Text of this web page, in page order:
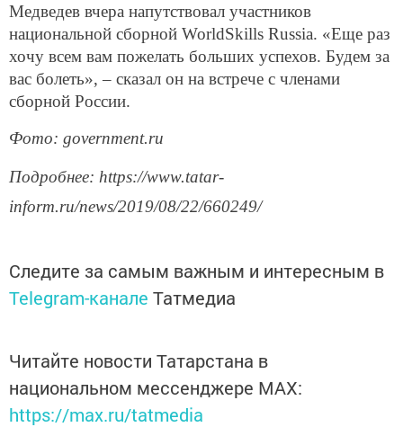
Медведев вчера напутствовал участников
национальной сборной WorldSkills Russia. «Еще раз
хочу всем вам пожелать больших успехов. Будем за
вас болеть», – сказал он на встрече с членами
сборной России.
Фото: government.ru
Подробнее: https://www.tatar-
inform.ru/news/2019/08/22/660249/
Следите за самым важным и интересным в
Telegram-канале Татмедиа
Читайте новости Татарстана в
национальном мессенджере MАХ:
https://max.ru/tatmedia